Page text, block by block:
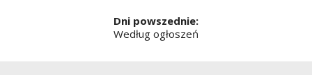
Dni powszednie:
Według ogłoszeń